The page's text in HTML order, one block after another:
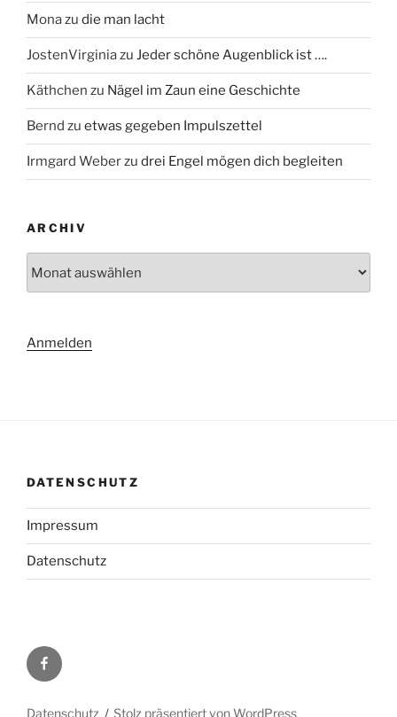
Monazu die man lacht
JostenVirginiazu Jeder schöne Augenblick ist ….
Käthchen zu Nägel im Zaun eine Geschichte
Bernd zu etwas gegeben Impulszettel
Irmgard Weberzu drei Engel mögen dich begleiten
ARCHIV
Anmelden
DATENSCHUTZ
Impressum
Datenschutz
Facebook
Datenschutz Stolz präsentiert von WordPress